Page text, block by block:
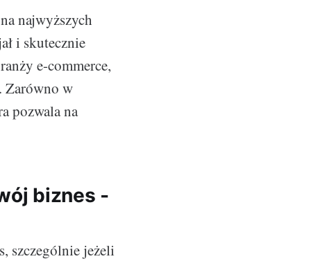
najwyższych
i skutecznie
e-commerce,
Zarówno w
pozwala na
biznes -
szczególnie jeżeli